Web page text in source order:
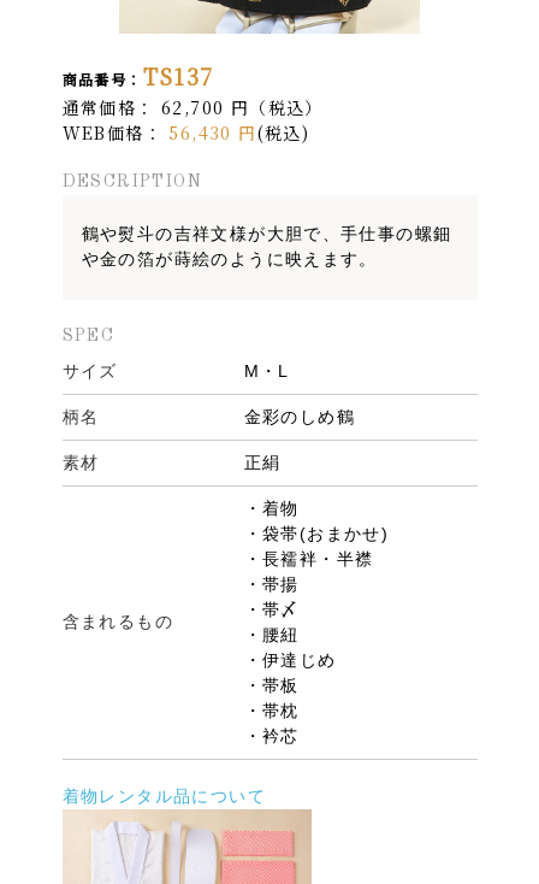
商品番号： TS137
通常価格： 62,700 円 （税込）
WEB価格：
56,430 円(税込)
DESCRIPTION
鶴や熨斗の吉祥文様が大胆で、手仕事の螺鈿
や金の箔が蒔絵のように映えます。
SPEC
サイズ M・L
柄名 金彩のしめ鶴
素材 正絹
含まれるもの
・着物
・袋帯(おまかせ)
・長襦袢・半襟
・帯揚
・帯〆
・腰紐
・伊達じめ
・帯板
・帯枕
・衿芯
着物レンタル品について